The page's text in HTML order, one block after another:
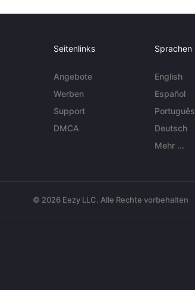
Seitenlinks
Angebote
Werben
Support
DMCA
Sprachen
English
Español
Português
Deutsch
Mehr ...
© 2026 Eezy LLC. Alle Rechte vorbehalten